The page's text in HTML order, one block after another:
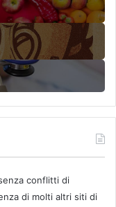
conflitti di
di molti altri siti di